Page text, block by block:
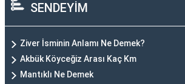
SENDEYİM
Ziver İsminin Anlamı Ne Demek?
Akbük Köyceğiz Arası Kaç Km
Mantıklı Ne Demek